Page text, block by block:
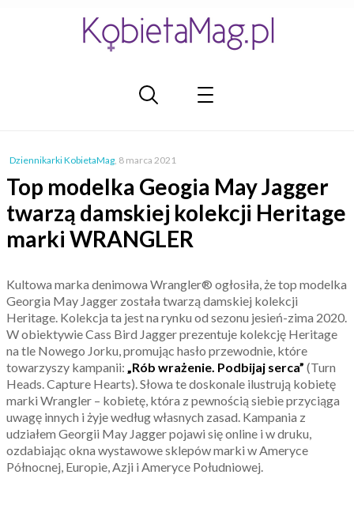
Dziennikarki KobietaMag, 8 marca 2021
Top modelka Geogia May Jagger
twarzą damskiej kolekcji Heritage
marki WRANGLER
Kultowa marka denimowa Wrangler® ogłosiła, że top modelka
Georgia May Jagger została twarzą damskiej kolekcji
Heritage. Kolekcja ta jest na rynku od sezonu jesień-zima 2020.
W obiektywie Cass Bird Jagger prezentuje kolekcję Heritage
na tle Nowego Jorku, promując hasło przewodnie, które
towarzyszy kampanii: „Rób wrażenie. Podbijaj serca” (Turn
Heads. Capture Hearts). Słowa te doskonale ilustrują kobietę
marki Wrangler – kobietę, która z pewnością siebie przyciąga
uwagę innych i żyje według własnych zasad. Kampania z
udziałem Georgii May Jagger pojawi się online i w druku,
ozdabiając okna wystawowe sklepów marki w Ameryce
Północnej, Europie, Azji i Ameryce Południowej.